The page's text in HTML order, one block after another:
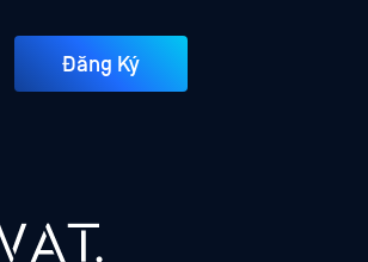
Đăng Ký